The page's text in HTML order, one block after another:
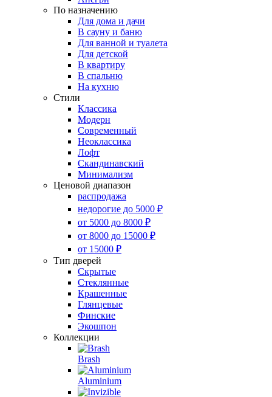
По назначению
Для дома и дачи
В сауну и баню
Для ванной и туалета
Для детской
В квартиру
В спальню
На кухню
Стили
Классика
Модерн
Современный
Неоклассика
Лофт
Скандинавский
Минимализм
Ценовой диапазон
распродажа
недорогие до 5000 ₽
от 5000 до 8000 ₽
от 8000 до 15000 ₽
от 15000 ₽
Тип дверей
Скрытые
Стеклянные
Крашенные
Глянцевые
Финские
Экошпон
Коллекции
Brash
Aluminium